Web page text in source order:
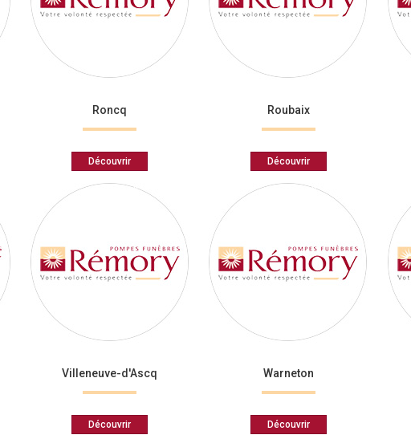
Roncq
Découvrir
Roubaix
Découvrir
Villeneuve-d'Ascq
Découvrir
Warneton
Découvrir